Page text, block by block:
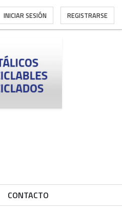
INICIAR SESIÓN REGISTRARSE
CONTACTO